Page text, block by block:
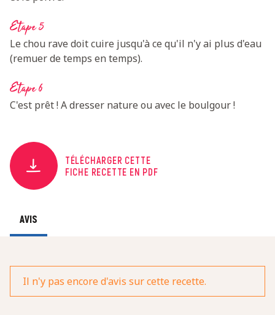
Etape 5
Le chou rave doit cuire jusqu'à ce qu'il n'y ai plus d'eau
(remuer de temps en temps).
Etape 6
C'est prêt ! A dresser nature ou avec le boulgour !
TÉLÉCHARGER CETTE
FICHE RECETTE EN PDF
AVIS
Il n'y pas encore d'avis sur cette recette.